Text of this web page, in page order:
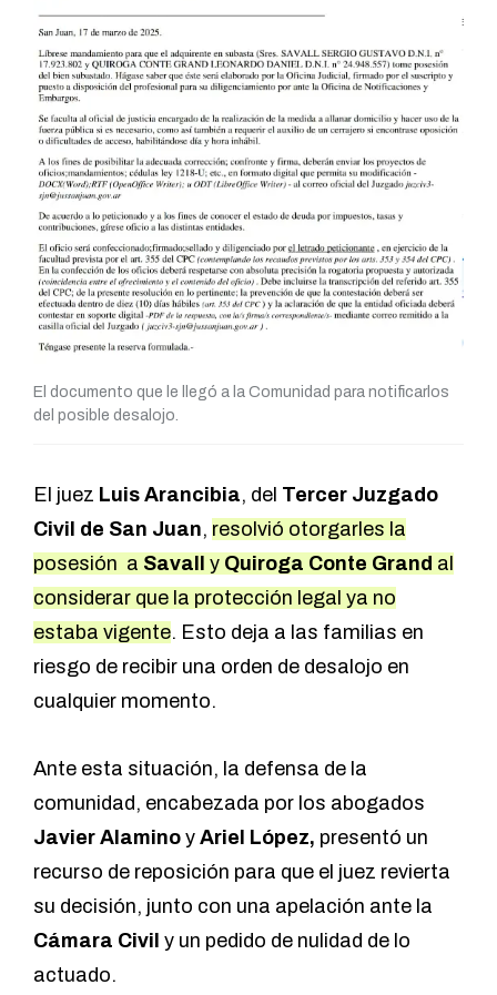
El documento que le llegó a la Comunidad para notificarlos
del posible desalojo.
El juez Luis Arancibia, del Tercer Juzgado
Civil de San Juan, resolvió otorgarles la
posesión a Savall y Quiroga Conte Grand al
considerar que la protección legal ya no
estaba vigente. Esto deja a las familias en
riesgo de recibir una orden de desalojo en
cualquier momento.
Ante esta situación, la defensa de la
comunidad, encabezada por los abogados
Javier Alamino y Ariel López, presentó un
recurso de reposición para que el juez revierta
su decisión, junto con una apelación ante la
Cámara Civil y un pedido de nulidad de lo
actuado.